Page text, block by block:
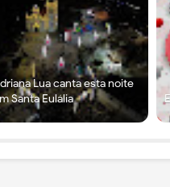
Lua canta esta noite
Santa Eulália